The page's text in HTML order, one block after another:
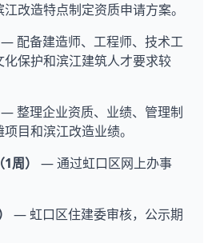
改造特点制定资质申请方案。
— 配备建造师、工程师、技术工
保护和滨江建筑人才要求较
— 整理企业资质、业绩、管理制
目和滨江改造业绩。
周）
— 通过虹口区网上办事
— 虹口区住建委审核，公示期